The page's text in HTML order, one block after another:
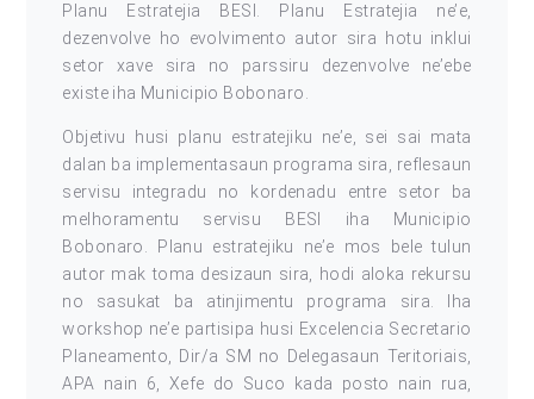
Planu Estratejia BESI. Planu Estratejia ne’e,
dezenvolve ho evolvimento autor sira hotu inklui
setor xave sira no parssiru dezenvolve ne’ebe
existe iha Municipio Bobonaro.
Objetivu husi planu estratejiku ne’e, sei sai mata
dalan ba implementasaun programa sira, reflesaun
servisu integradu no kordenadu entre setor ba
melhoramentu servisu BESI iha Municipio
Bobonaro. Planu estratejiku ne’e mos bele tulun
autor mak toma desizaun sira, hodi aloka rekursu
no sasukat ba atinjimentu programa sira. Iha
workshop ne’e partisipa husi Excelencia Secretario
Planeamento, Dir/a SM no Delegasaun Teritoriais,
APA nain 6, Xefe do Suco kada posto nain rua,